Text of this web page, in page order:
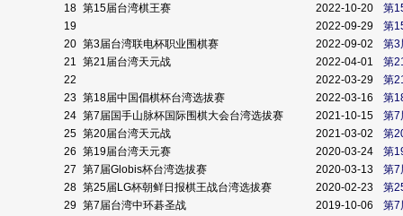
18 第15届台湾棋王赛 2022-10-20
第
19
2022-09-29
第
20 第3届台湾联电杯职业围棋赛 2022-09-02
第3
21 第21届台湾天元战 2022-04-01
第
22
2022-03-29
第
23 第18届中国倡棋杯台湾选拔赛 2022-03-16
第
24 第7届国手山脉杯国际围棋大会台湾选拔赛 2021-10-15
第7
25 第20届台湾天元战 2021-03-02
第
26 第19届台湾天元赛 2020-03-24
第
27 第7届Globis杯台湾选拔赛 2020-03-13
第7
28 第25届LG杯朝鲜日报棋王战台湾选拔赛 2020-02-23
第
29 第7届台湾中环碁圣战 2019-10-06
第7